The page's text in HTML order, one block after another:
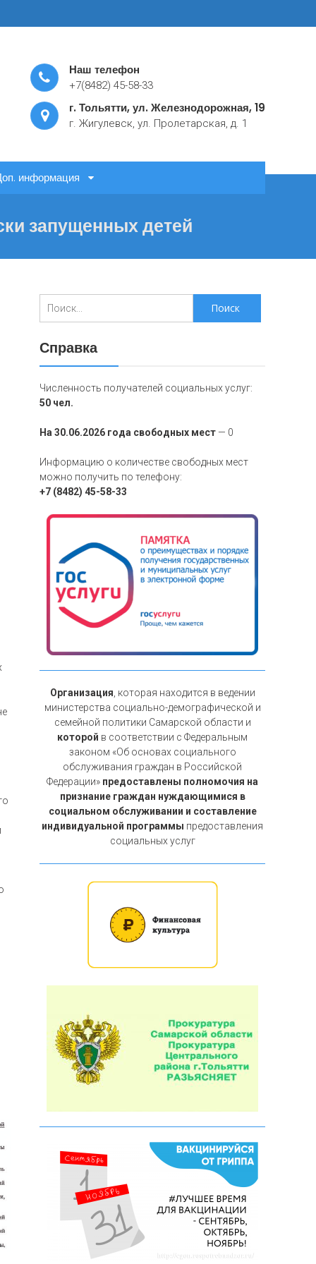
Наш телефон
+7(8482) 45-58-33
г. Тольятти, ул. Железнодорожная, 19
г. Жигулевск, ул. Пролетарская, д. 1
информация
запущенных детей
для:
Справка
Численность получателей социальных услуг:
50 чел.
На 30.06.2026 года свободных мест — 0
Информацию о количестве свободных мест
можно получить по телефону:
+7 (8482) 45-58-33
Организация , которая находится в ведении
министерства социально-демографической и
семейной политики Самарской области и
которой в соответствии с Федеральным
законом «Об основах социального
обслуживания граждан в Российской
Федерации» предоставлены полномочия на
признание граждан нуждающимися в
социальном обслуживании и составление
индивидуальной программы предоставления
социальных услуг